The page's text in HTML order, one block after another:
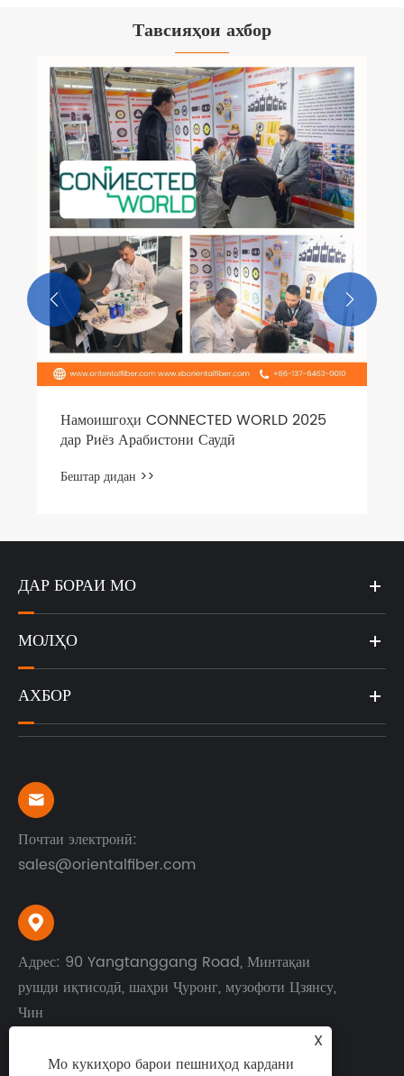
Тавсияҳои ахбор
Намоишгоҳи CONNECTED WORLD 2025
дар Риёз Арабистони Саудӣ
Бештар дидан >>
 
ДАР БОРАИ МО
МОЛҲО
АХБОР

Почтаи электронӣ:
sales@orientalfiber.com

Адрес: 90 Yangtanggang Road, Минтақаи
рушди иқтисодӣ, шаҳри Ҷуронг, музофоти Цзянсу,
Чин
X
Мо кукиҳоро барои пешниҳод кардани